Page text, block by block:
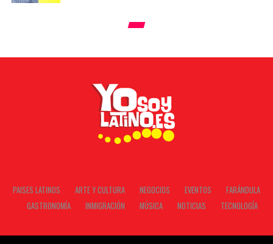
PAISES LATINOS ARTE Y CULTURA NEGOCIOS EVENTOS
FARÁNDULA
GASTRONOMÍA
INMIGRACIÓN MÚSICA NOTICIAS TECNOLOGÍA